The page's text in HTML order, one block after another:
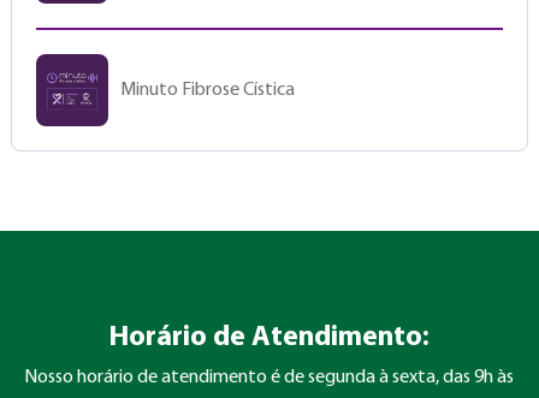
Minuto Fibrose Cística
Horário de Atendimento:
Nosso horário de atendimento é de segunda à sexta, das 9h às